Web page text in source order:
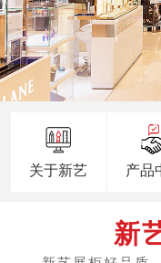
关于新艺 产品